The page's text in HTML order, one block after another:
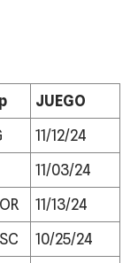
JUEGO
11/12/24
11/03/24
11/13/24
10/25/24